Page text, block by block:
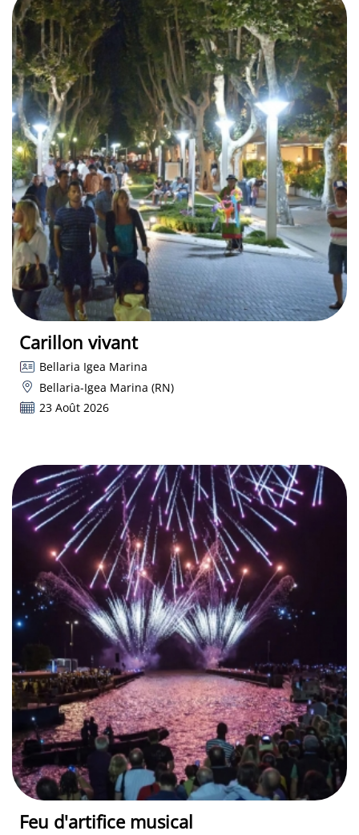
Carillon vivant
Bellaria Igea Marina
Bellaria-Igea Marina (RN)
23 Août 2026
Feu d'artifice musical